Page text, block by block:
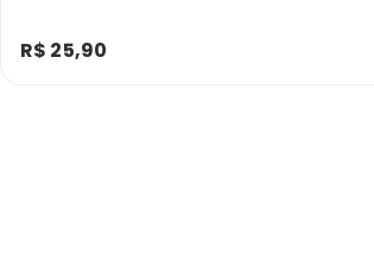
R$ 25,90